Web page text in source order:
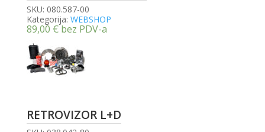
SKU: 080.587-00
Kategorija: WEBSHOP
89,00 €bez PDV-a
RETROVIZOR L+D